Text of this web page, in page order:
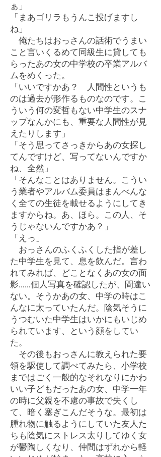
ぁ」
「まあゴリラもうんこ投げますし
ね」
俺たちはおっさんの話術でうまい
こと言いくるめて同級生に貸しても
らったあの女の中学校の卒業アルバ
ムをめくった。
「いいですかあ？ 人間性というも
のは過去が形作るものなのです。こ
ういう何の変哲もない中学生のスナ
ップなんかにも、重要な人間性が見
えたりします」
「そう思ってさっきからあの女探し
てんですけど、写ってないんですか
ね、全然」
「そんなことはありません。こうい
う業者やアルバム委員はまんべんな
く全ての生徒を載せるようにしてき
ますからね。あ、ほら。この人、そ
うじゃないんですかあ？」
「えっ」
おっさんのふくふくした指が差し
た中学生を見て、息を飲んだ。言わ
れてみれば、どことなくあの女の面
影……個人写真を確認したが、間違い
ない。そうかあの女、中学の時はこ
んなに太っていたんだ。陰気そうに
うつむいた中学生はいかにもいじめ
られています、という顔をしてい
た。
その後もおっさんに教えられた要
領を駆使して調べてみたら、小学校
まではごく一般的なそれなりにかわ
いい子どもだったあの女、中学一年
の時に父親を不慮の事故で失くし
て、暗く塞ぎこんだそうな。最初は
腫れ物に触るようにしていた友人た
ちも陰気にストレス太りしてゆく女
が鬱陶しくなり、仲間はずれから軽